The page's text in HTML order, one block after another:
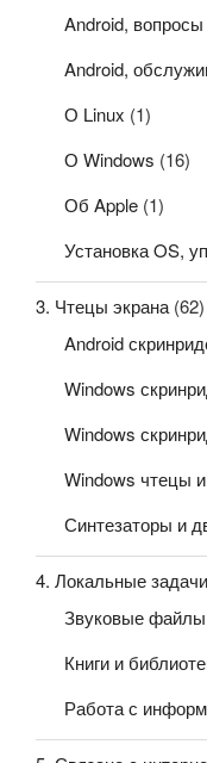
Android,
Android,
О Linux (1)
О Windows (16)
Об Apple (1)
Установка OS,
3. Чтецы экрана (62)
Android
Windows
Windows
Windows чтецы
Синтезаторы и
4. Локальные задачи
Звуковые файлы
Книги и
Работа с